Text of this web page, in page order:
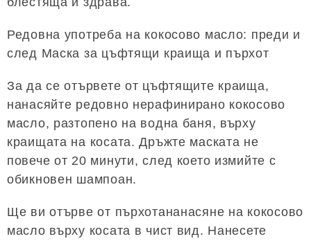
Редовна употреба на кокосово масло: преди и
след Маска за цъфтящи краища и пърхот
За да се отървете от цъфтящите краища,
нанасяйте редовно нерафинирано кокосово
масло, разтопено на водна баня, върху
краищата на косата. Дръжте маската не
повече от 20 минути, след което измийте с
обикновен шампоан.
Ще ви отърве от пърхотананасяне на кокосово
масло върху косата в чист вид. Нанесете